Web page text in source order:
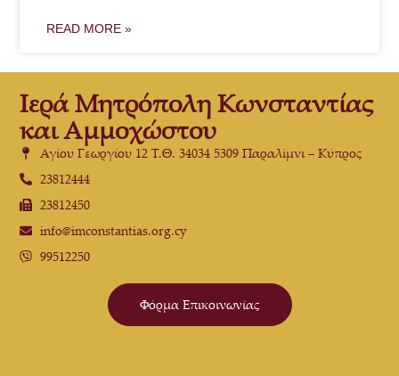
READ MORE »
Ιερά Μητρόπολη Κωνσταντίας
και Αμμοχώστου
Αγίου Γεωργίου 12 Τ.Θ. 34034 5309 Παραλίμνι – Κύπρος
23812444
23812450
info@imconstantias.org.cy
99512250
Φόρμα Επικοινωνίας